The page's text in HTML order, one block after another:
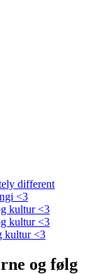
different
<3
kultur <3
kultur <3
kultur <3
og følg